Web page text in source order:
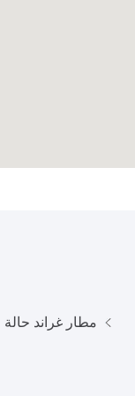
مطار غراند حالة